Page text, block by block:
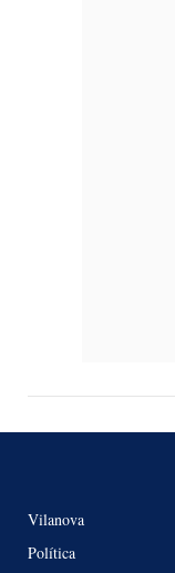
Vilanova
Política